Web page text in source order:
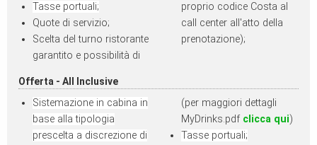
Tasse portuali;
Quote di servizio;
Scelta del turno ristorante
garantito e possibilità di
proprio codice Costa al
call center all'atto della
prenotazione);
Offerta - All Inclusive
Sistemazione in cabina in
base alla tipologia
prescelta a discrezione di
(per maggiori dettagli
MyDrinks.pdf clicca qui)
Tasse portuali;